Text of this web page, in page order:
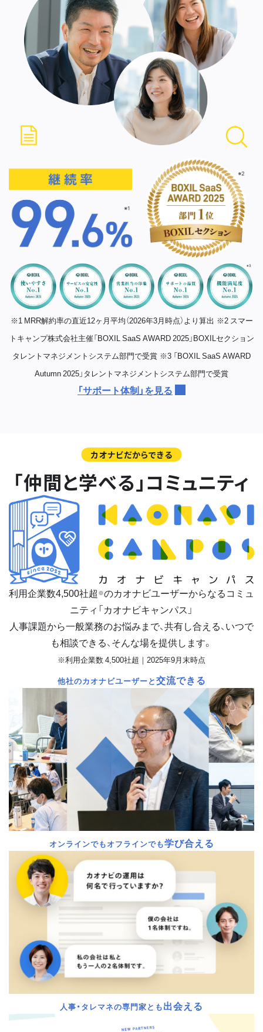
※1 MRR解約率の直近12ヶ月平均（2026年3月時点）より算出 ※2 スマー
トキャンプ株式会社主催「BOXIL SaaS AWARD 2025」BOXILセクション
タレントマネジメントシステム部門で受賞 ※3 「BOXIL SaaS AWARD
Autumn 2025」タレントマネジメントシステム部門で受賞
「サポート体制」を見る
カオナビだからできる
「仲間と学べる」コミュニティ
利用企業数4,500社超 ※のカオナビユーザーからなるコミュ
ニティ「カオナビキャンパス」
人事課題から一般業務のお悩みまで、共有し合える、いつで
も相談できる、そんな場を提供します。
※利用企業数 4,500社超｜2025年9月末時点
他社のカオナビユーザーと交流できる
オンラインでもオフラインでも学び合える
人事・タレマネの専門家とも出会える